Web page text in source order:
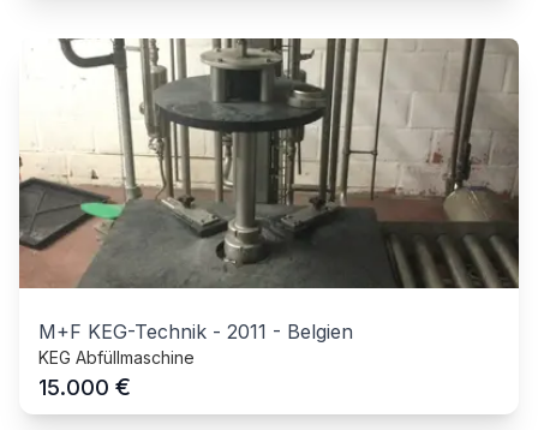
M+F KEG-Technik - 2011 - Belgien
KEG Abfüllmaschine
15.000 €